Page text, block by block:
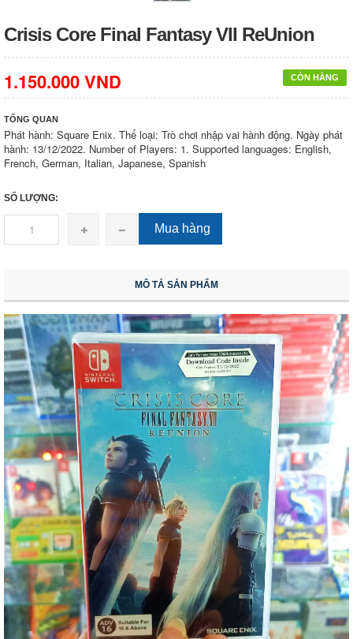
Crisis Core Final Fantasy VII ReUnion
CÒN HÀNG
1.150.000 VND
TỔNG QUAN
Phát hành: Square Enix. Thể loại: Trò chơi nhập vai hành động. Ngày phát
hành: 13/12/2022. Number of Players: 1. Supported languages: English,
French, German, Italian, Japanese, Spanish
SỐ LƯỢNG:
Mua hàng
MÔ TẢ SẢN PHẨM